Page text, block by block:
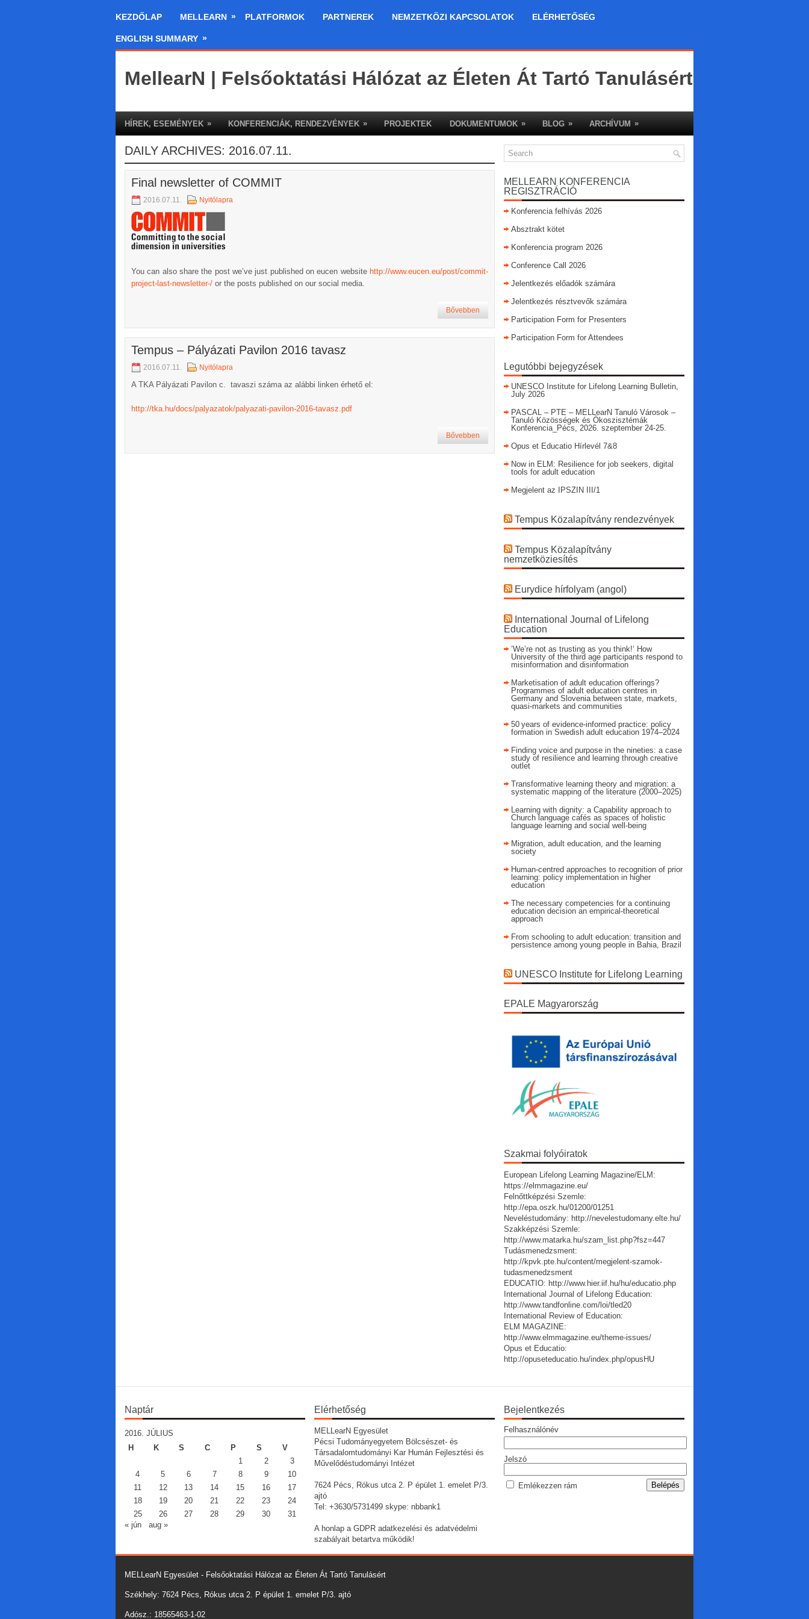
KEZDŐLAP MELLEARN » PLATFORMOK PARTNEREK NEMZETKÖZI KAPCSOLATOK ELÉRHETŐSÉG
ENGLISH SUMMARY »
MellearN | Felsőoktatási Hálózat az Életen Át Tartó Tanulásért
HÍREK, ESEMÉNYEK » KONFERENCIÁK, RENDEZVÉNYEK » PROJEKTEK DOKUMENTUMOK » BLOG » ARCHÍVUM »
DAILY ARCHIVES: 2016.07.11.
Final newsletter of COMMIT
2016.07.11. Nyitólapra
You can also share the post we’ve just published on eucen website http://www.eucen.eu/post/commit-
project-last-newsletter-/ or the posts published on our social media.
Bővebben
Tempus – Pályázati Pavilon 2016 tavasz
2016.07.11. Nyitólapra
A TKA Pályázati Pavilon c. tavaszi száma az alábbi linken érhető el:
http://tka.hu/docs/palyazatok/palyazati-pavilon-2016-tavasz.pdf
Bővebben
MELLEARN KONFERENCIA
REGISZTRÁCIÓ
Konferencia felhívás 2026
Absztrakt kötet
Konferencia program 2026
Conference Call 2026
Jelentkezés előadók számára
Jelentkezés résztvevők számára
Participation Form for Presenters
Participation Form for Attendees
Legutóbbi bejegyzések
UNESCO Institute for Lifelong Learning Bulletin,
July 2026
PASCAL – PTE – MELLearN Tanuló Városok –
Tanuló Közösségek és Ökoszisztémák
Konferencia_Pécs, 2026. szeptember 24-25.
Opus et Educatio Hírlevél 7&8
Now in ELM: Resilience for job seekers, digital
tools for adult education
Megjelent az IPSZIN III/1
Tempus Közalapítvány rendezvények
Tempus Közalapítvány
nemzetköziesítés
Eurydice hírfolyam (angol)
International Journal of Lifelong
Education
’We’re not as trusting as you think!‘ How
University of the third age participants respond to
misinformation and disinformation
Marketisation of adult education offerings?
Programmes of adult education centres in
Germany and Slovenia between state, markets,
quasi-markets and communities
50 years of evidence‑informed practice: policy
formation in Swedish adult education 1974–2024
Finding voice and purpose in the nineties: a case
study of resilience and learning through creative
outlet
Transformative learning theory and migration: a
systematic mapping of the literature (2000–2025)
Learning with dignity: a Capability approach to
Church language cafés as spaces of holistic
language learning and social well-being
Migration, adult education, and the learning
society
Human-centred approaches to recognition of prior
learning: policy implementation in higher
education
The necessary competencies for a continuing
education decision an empirical-theoretical
approach
From schooling to adult education: transition and
persistence among young people in Bahia, Brazil
UNESCO Institute for Lifelong Learning
EPALE Magyarország
Szakmai folyóiratok
European Lifelong Learning Magazine/ELM:
https://elmmagazine.eu/
Felnőttképzési Szemle:
http://epa.oszk.hu/01200/01251
Neveléstudomány: http://nevelestudomany.elte.hu/
Szakképzési Szemle:
http://www.matarka.hu/szam_list.php?fsz=447
Tudásmenedzsment:
http://kpvk.pte.hu/content/megjelent-szamok-
tudasmenedzsment
EDUCATIO: http://www.hier.iif.hu/hu/educatio.php
International Journal of Lifelong Education:
http://www.tandfonline.com/loi/tled20
International Review of Education:
ELM MAGAZINE:
http://www.elmmagazine.eu/theme-issues/
Opus et Educatio:
http://opuseteducatio.hu/index.php/opusHU
Naptár
2016. JÚLIUS
H
K S C P S
V
1
2
3
4
5 6 7 8 9
10
11
12 13 14 15 16
17
18
19 20 21 22 23
24
25
26 27 28 29 30
31
« jún
aug »
Elérhetőség
MELLearN Egyesület
Pécsi Tudományegyetem Bölcsészet- és
Társadalomtudományi Kar Humán Fejlesztési és
Művelődéstudományi Intézet
7624 Pécs, Rókus utca 2. P épület 1. emelet P/3.
ajtó
Tel: +3630/5731499 skype: nbbank1
A honlap a GDPR adatkezelési és adatvédelmi
szabályait betartva működik!
Bejelentkezés
Felhasználónév
Jelszó
Emlékezzen rám
MELLearN Egyesület - Felsőoktatási Hálózat az Életen Át Tartó Tanulásért
Székhely: 7624 Pécs, Rókus utca 2. P épület 1. emelet P/3. ajtó
Adósz.: 18565463-1-02